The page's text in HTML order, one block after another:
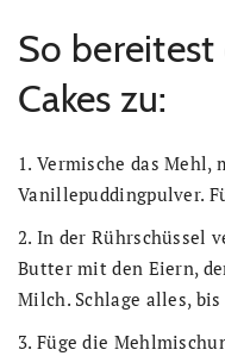
So bereitest
Cakes zu:
1. Vermische das Mehl,
Vanillepuddingpulver.
2. In der Rührschüssel
Butter mit den Eiern,
Milch. Schlage alles,
3. Füge die